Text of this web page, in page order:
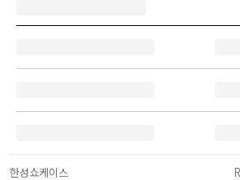
한성쇼케이스